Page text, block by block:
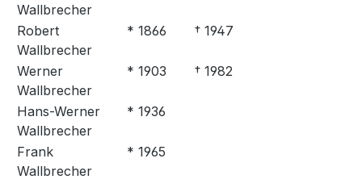
Wallbrecher
Robert
Wallbrecher
* 1866 † 1947
Werner
Wallbrecher
* 1903 † 1982
Hans-Werner
Wallbrecher
* 1936
Frank
Wallbrecher
* 1965